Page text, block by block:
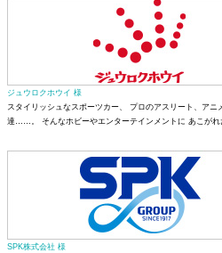
ジュウロクホウイ 様
スタイリッシュなスポーツカー、 プロのアスリート、ア
達……。 そんなホビーやエンターテインメントに あこがれ
SPK株式会社 様